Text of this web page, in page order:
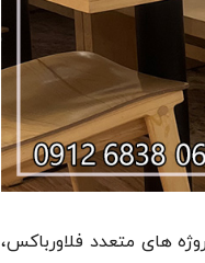
های متعدد فلاورباکس،